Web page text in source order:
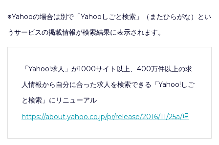
※Yahooの場合は別で「Yahooしごと検索」（またひらがな）とい
うサービスの掲載情報が検索結果に表示されます。
「Yahoo!求人」が1000サイト以上、400万件以上の求
人情報から自分に合った求人を検索できる「Yahoo!しご
と検索」にリニューアル
https://about.yahoo.co.jp/pr/release/2016/11/25a/